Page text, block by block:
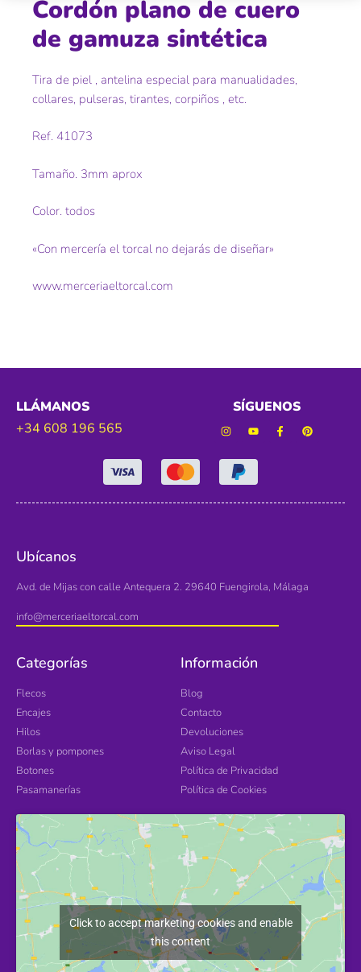
Cordón plano de cuero
de gamuza sintética
Tira de piel , antelina especial para manualidades,
collares, pulseras, tirantes, corpiños , etc.
Ref. 41073
Tamaño. 3mm aprox
Color. todos
«Con mercería el torcal no dejarás de diseñar»
www.merceriaeltorcal.com
LLÁMANOS
+34 608 196 565
SÍGUENOS
Ubícanos
Avd. de Mijas con calle Antequera 2. 29640 Fuengirola, Málaga
info@merceriaeltorcal.com
Categorías
Flecos
Encajes
Hilos
Borlas y pompones
Botones
Pasamanerías
Información
Blog
Contacto
Devoluciones
Aviso Legal
Política de Privacidad
Política de Cookies
Click to accept marketing cookies and enable
this content